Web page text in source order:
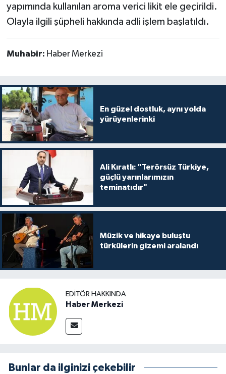
yapımında kullanılan aroma verici likit ele geçirildi.
Olayla ilgili şüpheli hakkında adli işlem başlatıldı.
Muhabir: Haber Merkezi
En güzel dostluk, aynı yolda
yürüyenlerinki
Ali Kıratlı: "Terörsüz Türkiye,
güçlü yarınlarımızın
teminatıdır"
Müzik ve hikaye buluştu
türkülerin gizemi aralandı
EDITÖR HAKKINDA
Haber Merkezi
Bunlar da ilginizi çekebilir